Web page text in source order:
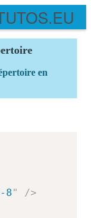
en
8"
/>